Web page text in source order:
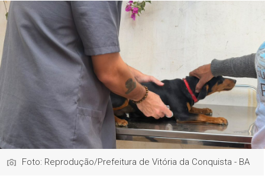
Foto: Reprodução/Prefeitura de Vitória da Conquista - BA